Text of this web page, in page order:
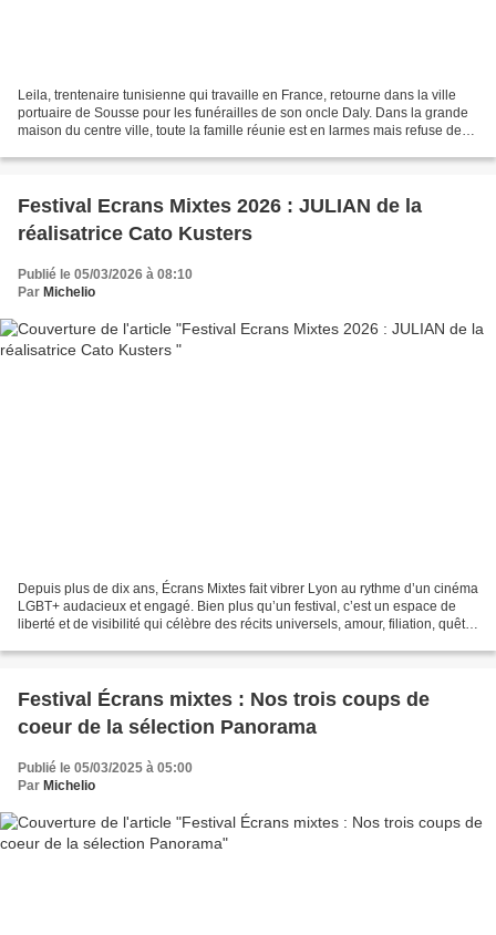
Leila, trentenaire tunisienne qui travaille en France, retourne dans la ville
portuaire de Sousse pour les funérailles de son oncle Daly. Dans la grande
maison du centre ville, toute la famille réunie est en larmes mais refuse de
Festival Ecrans Mixtes 2026 : JULIAN de la
réalisatrice Cato Kusters
Publié le 05/03/2026 à 08:10
Par Michelio
Depuis plus de dix ans, Écrans Mixtes fait vibrer Lyon au rythme d’un cinéma
LGBT+ audacieux et engagé. Bien plus qu’un festival, c’est un espace de
liberté et de visibilité qui célèbre des récits universels, amour, filiation, quête
Festival Écrans mixtes : Nos trois coups de
coeur de la sélection Panorama
Publié le 05/03/2025 à 05:00
Par Michelio